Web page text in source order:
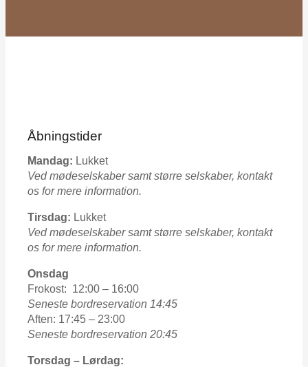
Åbningstider
Mandag: Lukket
Ved mødeselskaber samt større selskaber, kontakt
os for mere information.
Tirsdag: Lukket
Ved mødeselskaber samt større selskaber, kontakt
os for mere information.
Onsdag
Frokost: 12:00 – 16:00
Seneste bordreservation 14:45
Aften: 17:45 – 23:00
Seneste bordreservation 20:45
Torsdag – Lørdag: